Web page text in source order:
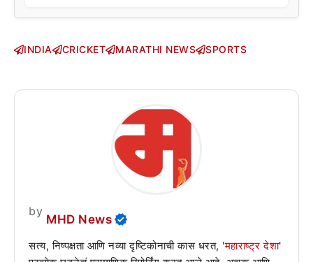
INDIA CRICKET MARATHI NEWS SPORTS
by
MHD News
सत्य, निष्पक्षता आणि नव्या दृष्टिकोनाची कास धरत, 'महाराष्ट्र देशा'